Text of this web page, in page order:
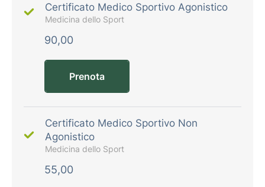
Certificato Medico Sportivo Agonistico
Medicina dello Sport
90,00
Prenota
Certificato Medico Sportivo Non
Agonistico
Medicina dello Sport
55,00